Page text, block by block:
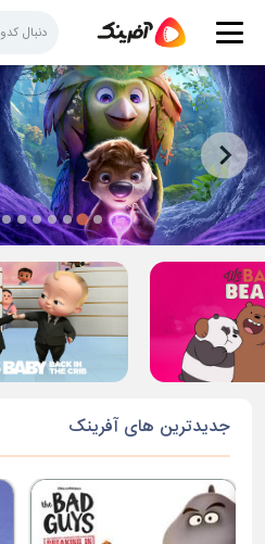
جدیدترین های آفرینک